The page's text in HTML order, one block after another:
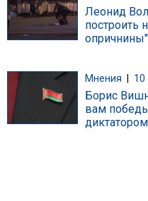
Леонид
построить
опричнины"
Мнения 10
Борис
вам